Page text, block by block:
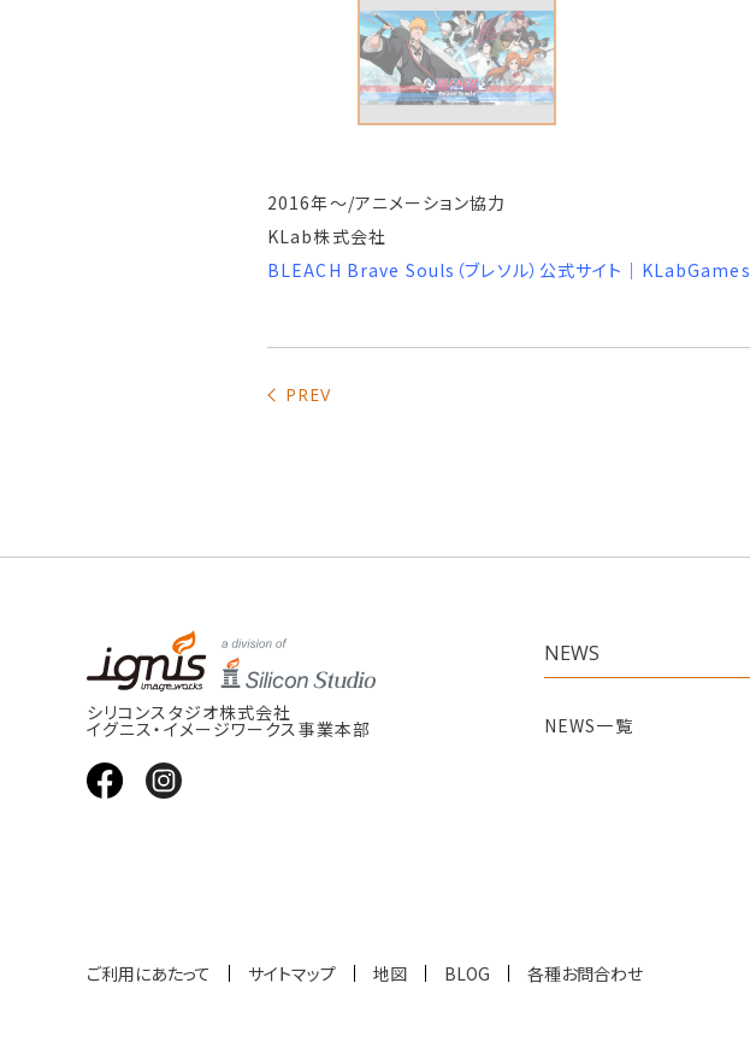
2016年～/アニメーション協力
KLab株式会社
BLEACH Brave Souls（ブレソル）公式サイト｜KLabGames
PREV
シリコンスタジオ株式会社
イグニス・イメージワークス事業本部
NEWS
NEWS一覧
ご利用にあたって サイトマップ 地図 BLOG 各種お問合わせ